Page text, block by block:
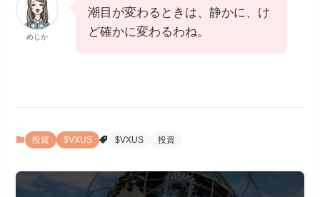
めじか
潮目が変わるときは、静かに、け
ど確かに変わるわね。
投資 $VXUS $VXUS 投資